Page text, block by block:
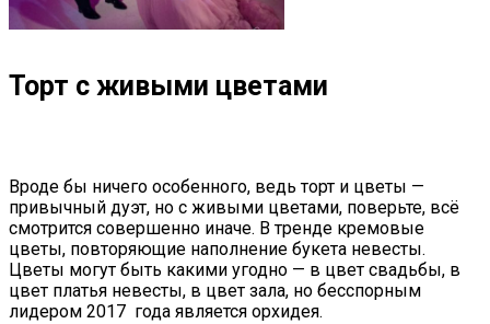
Торт с живыми цветами
Вроде бы ничего особенного, ведь торт и цветы —
привычный дуэт, но с живыми цветами, поверьте, всё
смотрится совершенно иначе. В тренде кремовые
цветы, повторяющие наполнение букета невесты.
Цветы могут быть какими угодно — в цвет свадьбы, в
цвет платья невесты, в цвет зала, но бесспорным
лидером 2017 года является орхидея.